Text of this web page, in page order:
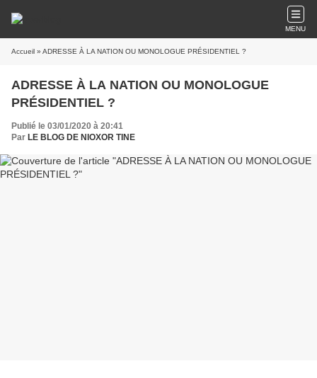
MENU
Accueil » ADRESSE À LA NATION OU MONOLOGUE PRÉSIDENTIEL ?
ADRESSE À LA NATION OU MONOLOGUE
PRÉSIDENTIEL ?
Publié le 03/01/2020 à 20:41
Par LE BLOG DE NIOXOR TINE